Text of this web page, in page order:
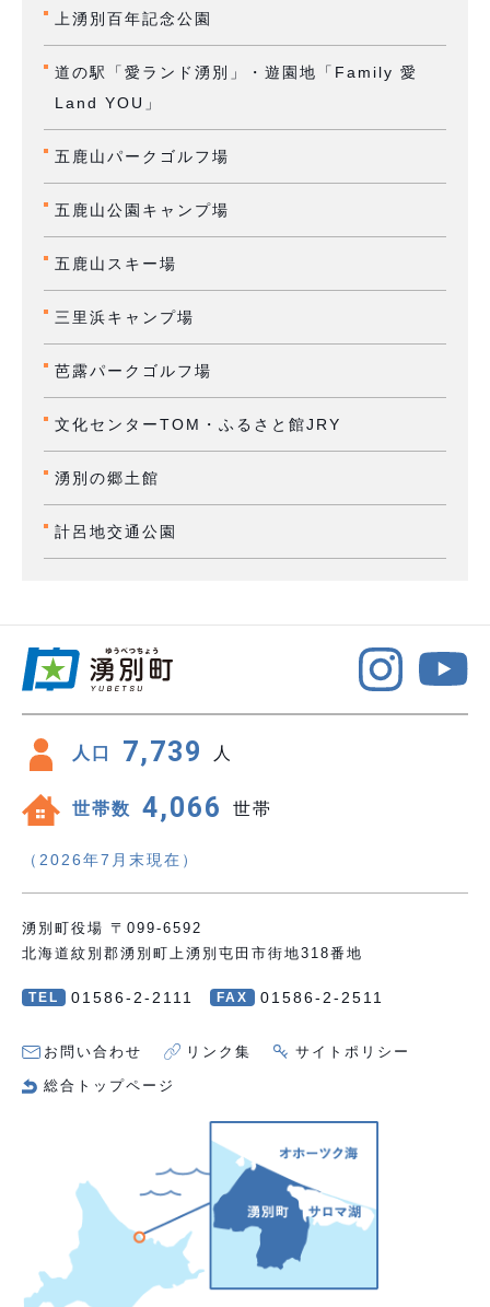
上湧別百年記念公園
道の駅「愛ランド湧別」・遊園地「Family 愛
Land YOU」
五鹿山パークゴルフ場
五鹿山公園キャンプ場
五鹿山スキー場
三里浜キャンプ場
芭露パークゴルフ場
文化センターTOM・ふるさと館JRY
湧別の郷土館
計呂地交通公園
人口 7,739 人
世帯数 4,066 世帯
（2026年7月末現在）
湧別町役場 〒099-6592
北海道紋別郡湧別町上湧別屯田市街地318番地
TEL 01586-2-2111 FAX 01586-2-2511
お問い合わせ リンク集 サイトポリシー
総合トップページ